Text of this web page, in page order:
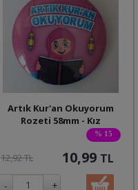
% 15
Artık Kur'an Okuyorum
Rozeti 58mm - Kız
12,92 TL 10,99 TL